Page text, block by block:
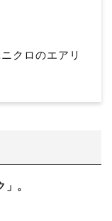
クロのエアリ
」。